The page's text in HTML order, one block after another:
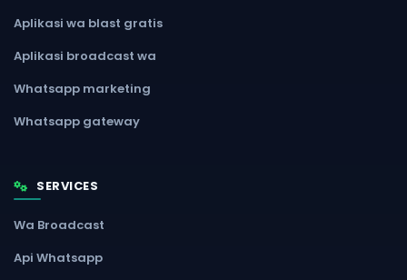
Aplikasi wa blast gratis
Aplikasi broadcast wa
Whatsapp marketing
Whatsapp gateway
SERVICES
Wa Broadcast
Api Whatsapp